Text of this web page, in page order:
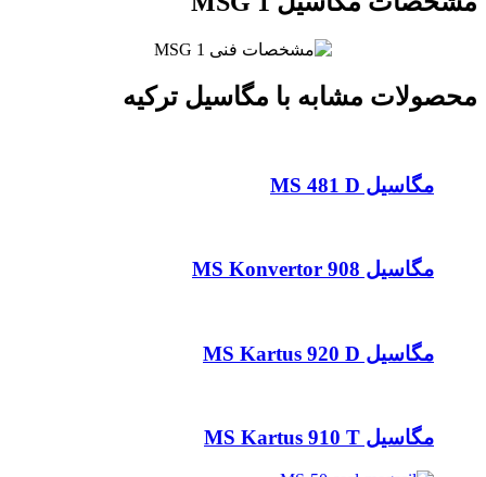
محصولات مشابه با مگاسیل ترکیه
مگاسیل MS 481 D
مگاسیل MS Konvertor 908
مگاسیل MS Kartus 920 D
مگاسیل MS Kartus 910 T